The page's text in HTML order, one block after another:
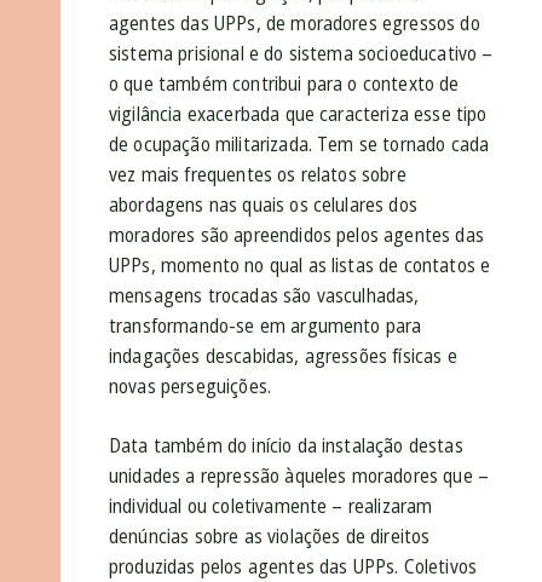
agentes das UPPs, de moradores egressos do
sistema prisional e do sistema socioeducativo –
o que também contribui para o contexto de
vigilância exacerbada que caracteriza esse tipo
de ocupação militarizada. Tem se tornado cada
vez mais frequentes os relatos sobre
abordagens nas quais os celulares dos
moradores são apreendidos pelos agentes das
UPPs, momento no qual as listas de contatos e
mensagens trocadas são vasculhadas,
transformando-se em argumento para
indagações descabidas, agressões físicas e
novas perseguições.
Data também do início da instalação destas
unidades a repressão àqueles moradores que –
individual ou coletivamente – realizaram
denúncias sobre as violações de direitos
produzidas pelos agentes das UPPs. Coletivos